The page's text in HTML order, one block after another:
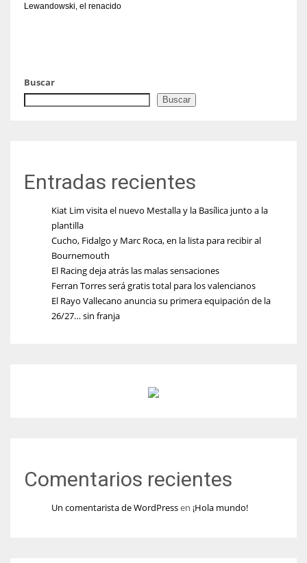
Lewandowski, el renacido
Buscar
Buscar
Entradas recientes
Kiat Lim visita el nuevo Mestalla y la Basílica junto a la
plantilla
Cucho, Fidalgo y Marc Roca, en la lista para recibir al
Bournemouth
El Racing deja atrás las malas sensaciones
Ferran Torres será gratis total para los valencianos
El Rayo Vallecano anuncia su primera equipación de la
26/27… sin franja
Comentarios recientes
Un comentarista de WordPressen ¡Hola mundo!